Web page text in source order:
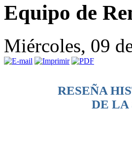
Equipo de
Miércoles, 09
RESEÑA
DE LA